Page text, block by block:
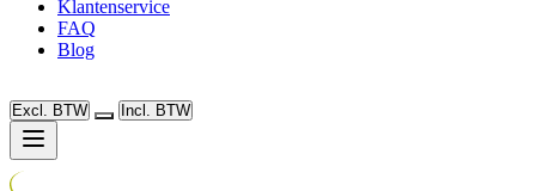
Klantenservice
FAQ
Blog
Excl. BTW Incl. BTW